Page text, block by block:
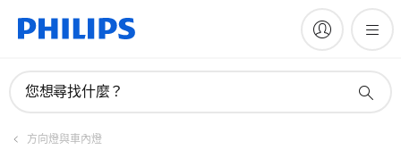
您想尋找什麼？
方向燈與車內燈